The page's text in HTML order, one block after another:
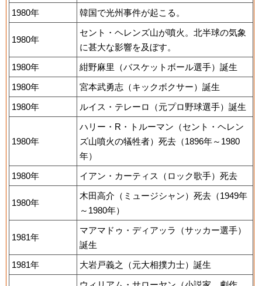
1980年
韓国で光州事件が起こる。
1980年
セント・ヘレンズ山が噴火。北半球の気象
に甚大な影響を及ぼす。
1980年
紺野麻里（バスケットボール選手）誕生
1980年
宮本武勇志（キックボクサー）誕生
1980年
ルイス・テレーロ（元プロ野球選手）誕生
1980年
ハリー・R・トルーマン（セント・ヘレン
ズ山噴火の犠牲者）死去（1896年～1980
年）
1980年
イアン・カーティス（ロック歌手）死去
1980年
木田高介（ミュージシャン）死去（1949年
～1980年）
1981年
マアマドゥ・ディアッラ（サッカー選手）
誕生
1981年
大岩戸義之（元大相撲力士）誕生